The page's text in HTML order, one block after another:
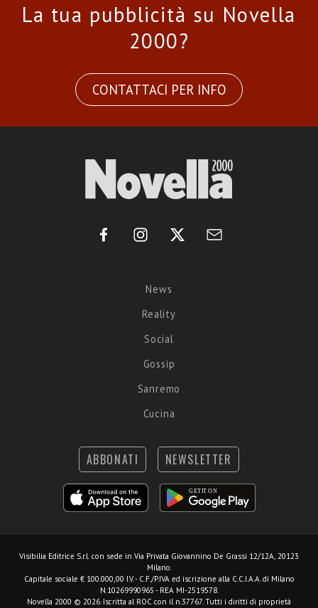
La tua pubblicità su Novella
2000?
CONTATTACI PER INFO
News
Reality
Social
Gossip
Sanremo
Cucina
ABBONATI NEWSLETTER
Visibilia Editrice S.r.l. con sede in Via Privata Giovannino De Grassi 12/12A, 20123
Milano.
Capitale sociale € 100.000,00 I.V. - C.F./P.IVA ed iscrizione alla C.C.I.A.A. di Milano
N.10269990965 - REA MI-2519578.
Novella 2000 © 2026. Iscritta al ROC con il n.37767. Tutti i diritti di proprietà